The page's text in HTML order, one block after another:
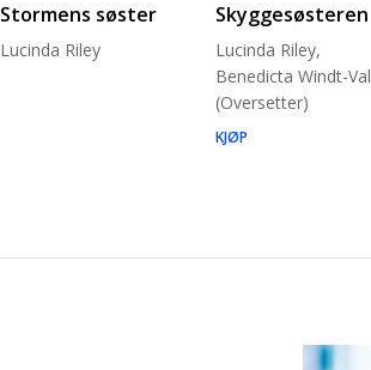
Stormens søster
Lucinda Riley
Skyggesøsteren
Lucinda Riley,
Benedicta Windt-Val
(Oversetter)
KJØP